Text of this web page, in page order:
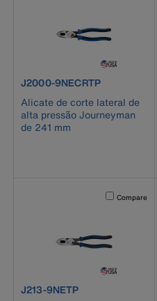
product number J2000-
J2000-9NECRTP
Alicate de corte lateral de
alta pressão Journeyman
de 241 mm
Activating this
Compare
product number J213-9NETP
J213-9NETP